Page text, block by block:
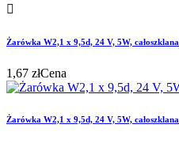

Żarówka W2,1 x 9,5d, 24 V, 5W, całoszklana
1,67 złCena
Żarówka W2,1 x 9,5d, 24 V, 5W, całoszklana